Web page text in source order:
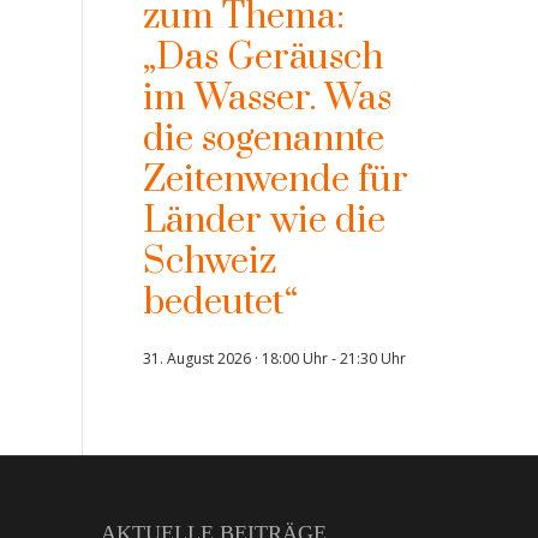
zum Thema:
„Das Geräusch
im Wasser. Was
die sogenannte
Zeitenwende für
Länder wie die
Schweiz
bedeutet“
31. August 2026 · 18:00 Uhr-21:30 Uhr
AKTUELLE BEITRÄGE